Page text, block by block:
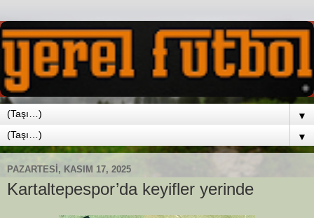
▼
▼
PAZARTESI, KASIM 17, 2025
Kartaltepespor’da keyifler yerinde